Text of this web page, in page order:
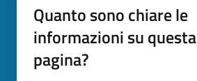
Quanto sono chiare le
informazioni su questa
pagina?